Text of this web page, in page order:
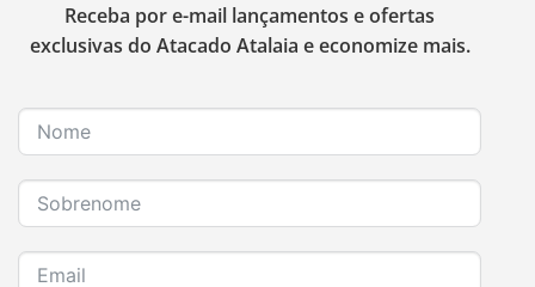
Receba por e-mail lançamentos e ofertas
exclusivas do Atacado Atalaia e economize mais.